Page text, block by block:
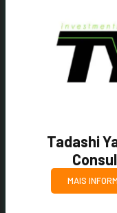
Tadashi
MAIS